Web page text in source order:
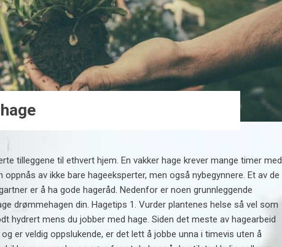
tilleggene til ethvert hjem. En vakker hage krever mange timer med
av ikke bare hageeksperter, men også nybegynnere. Et av de
er å ha gode hageråd. Nedenfor er noen grunnleggende
drømmehagen din. Hagetips 1. Vurder plantenes helse så vel som
hydrert mens du jobber med hage. Siden det meste av hagearbeid
er veldig oppslukende, er det lett å jobbe unna i timevis uten å